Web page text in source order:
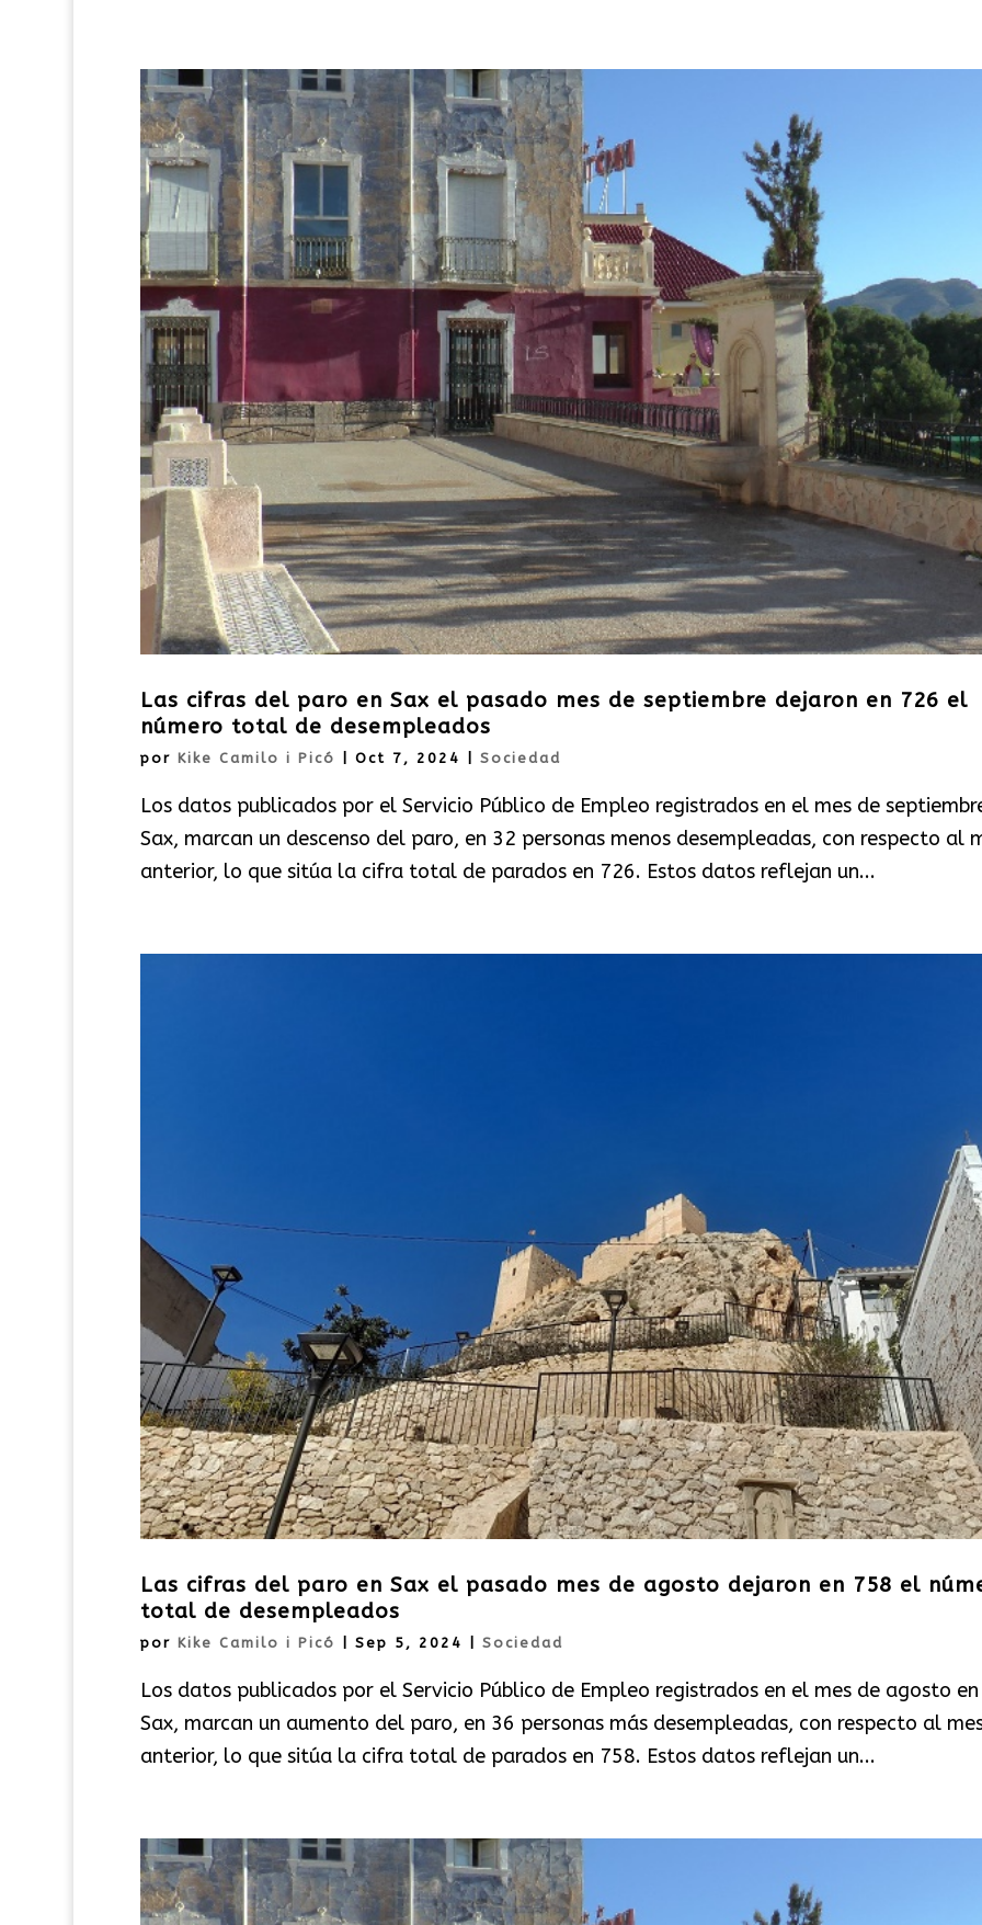
Las cifras del paro en Sax el pasado mes de septiembre dejaron en 726 el
número total de desempleados
por Kike Camilo i Picó Oct 7, 2024 Sociedad
Los datos publicados por el Servicio Público de Empleo registrados en el mes de
Sax, marcan un descenso del paro, en 32 personas menos desempleadas, con respecto al
anterior, lo que sitúa la cifra total de parados en 726. Estos datos reflejan un...
Las cifras del paro en Sax el pasado mes de agosto dejaron en 758 el
total de desempleados
por Kike Camilo i Picó Sep 5, 2024 Sociedad
Los datos publicados por el Servicio Público de Empleo registrados en el mes de agosto en
Sax, marcan un aumento del paro, en 36 personas más desempleadas, con respecto al
anterior, lo que sitúa la cifra total de parados en 758. Estos datos reflejan un...